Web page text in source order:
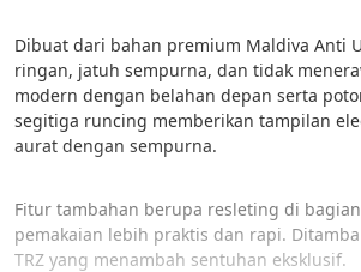
Dibuat dari bahan premium Maldiva Anti
ringan, jatuh sempurna, dan tidak
modern dengan belahan depan serta
segitiga runcing memberikan tampilan
aurat dengan sempurna.
Fitur tambahan berupa resleting di
pemakaian lebih praktis dan rapi.
TRZ yang menambah sentuhan eksklusif.